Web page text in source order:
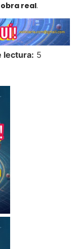
real.
lectura: 5